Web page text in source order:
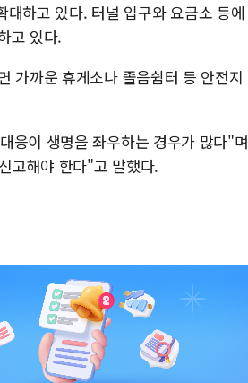
하고 있다. 터널 입구와 요금소 등에
고 있다.
가까운 휴게소나 졸음쉼터 등 안전지
응이 생명을 좌우하는 경우가 많다"며
고해야 한다"고 말했다.